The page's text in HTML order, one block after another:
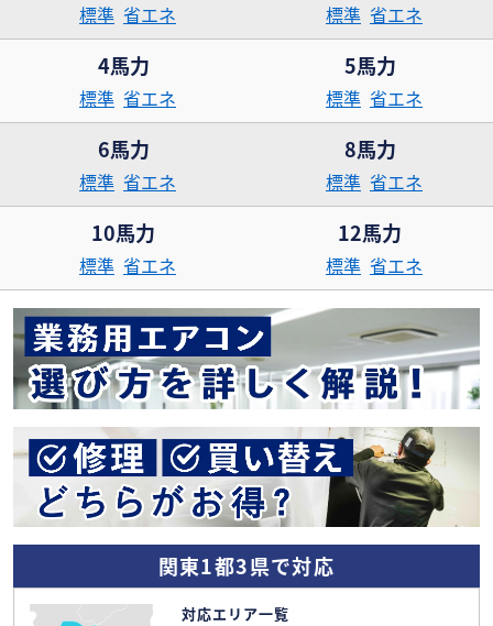
標準 省エネ 標準 省エネ
4馬力
標準 省エネ
5馬力
標準 省エネ
6馬力
標準 省エネ
8馬力
標準 省エネ
10馬力
標準 省エネ
12馬力
標準 省エネ
関東1都3県で対応
対応エリア一覧